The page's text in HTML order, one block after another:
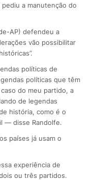
a manutenção do
AP) defendeu a
vão possibilitar
políticas de
políticas que têm
do meu partido, a
de legendas
história, como é o
— disse Randolfe.
países já usam o
experiência de
ou três partidos.